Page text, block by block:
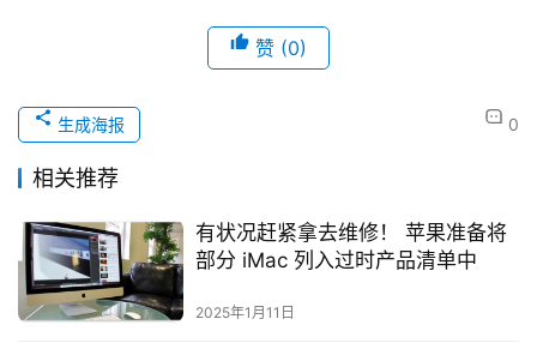
赞 (0)
0
生成海报
相关推荐
有状况赶紧拿去维修！ 苹果准备将
部分 iMac 列入过时产品清单中
2025年1月11日